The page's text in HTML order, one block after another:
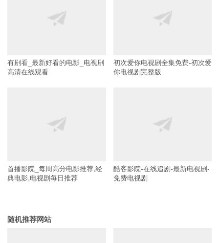
有剧看_最新好看的电影_电视剧
高清在线观看
初次爱你电视剧全集免费-初次爱
你电视剧完整版
首播影院_每周高分电影推荐,经
典电影,电视剧每日推荐
酷客影院-在线追剧-最新电视剧-
免费电视剧
随机推荐网站